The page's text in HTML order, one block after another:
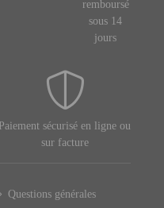
remboursé
sous 14
jours
Paiement sécurisé en ligne ou
sur facture
Questions générales